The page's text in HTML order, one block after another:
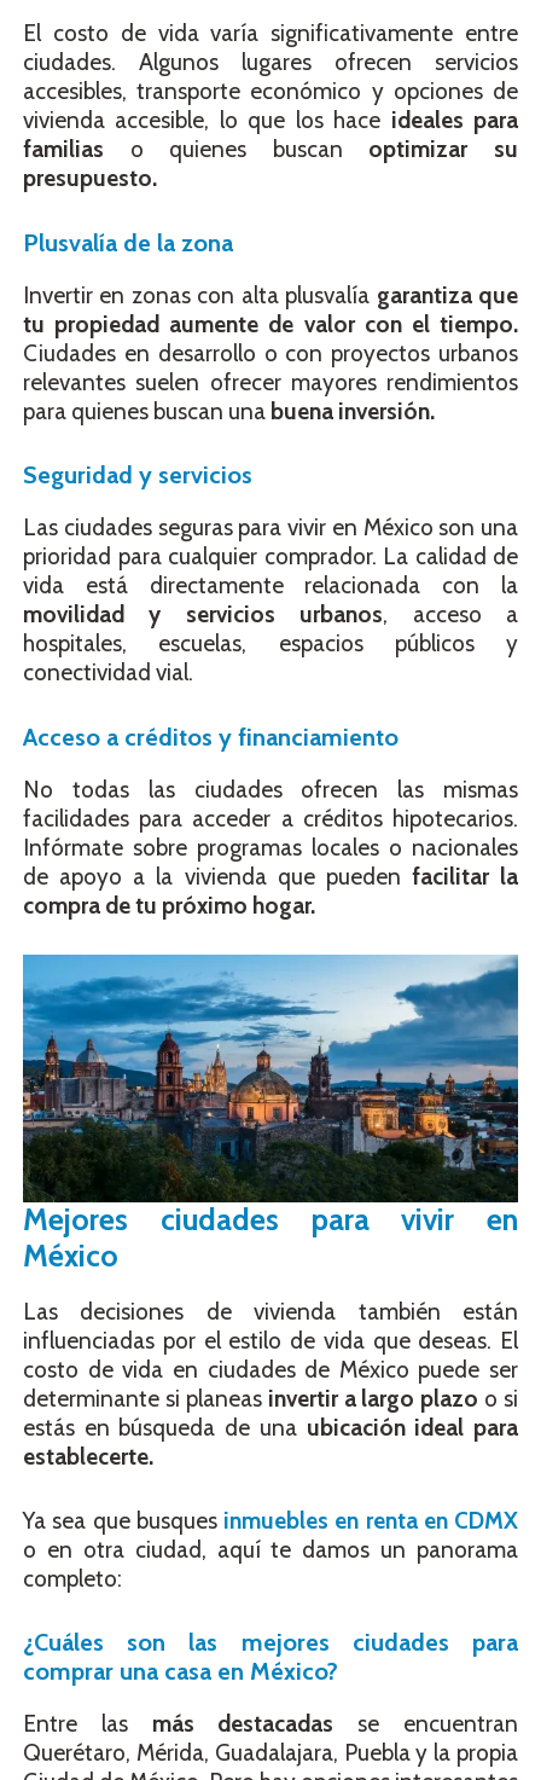
El costo de vida varía significativamente entre
ciudades. Algunos lugares ofrecen servicios
accesibles, transporte económico y opciones de
vivienda accesible, lo que los hace ideales para
familias o quienes buscan optimizar su
presupuesto.
Plusvalía de la zona
Invertir en zonas con alta plusvalía garantiza que
tu propiedad aumente de valor con el tiempo.
Ciudades en desarrollo o con proyectos urbanos
relevantes suelen ofrecer mayores rendimientos
para quienes buscan una buena inversión.
Seguridad y servicios
Las ciudades seguras para vivir en México son una
prioridad para cualquier comprador. La calidad de
vida está directamente relacionada con la
movilidad y servicios urbanos, acceso a
hospitales, escuelas, espacios públicos y
conectividad vial.
Acceso a créditos y financiamiento
No todas las ciudades ofrecen las mismas
facilidades para acceder a créditos hipotecarios.
Infórmate sobre programas locales o nacionales
de apoyo a la vivienda que pueden facilitar la
compra de tu próximo hogar.
Mejores ciudades para vivir en
México
Las decisiones de vivienda también están
influenciadas por el estilo de vida que deseas. El
costo de vida en ciudades de México puede ser
determinante si planeasinvertir a largo plazo o si
estás en búsqueda de una ubicación ideal para
establecerte.
Ya sea que busques inmuebles en renta en CDMX
o en otra ciudad, aquí te damos un panorama
completo:
¿Cuáles son las mejores ciudades para
comprar una casa en México?
Entre las más destacadas se encuentran
Querétaro, Mérida, Guadalajara, Puebla y la propia